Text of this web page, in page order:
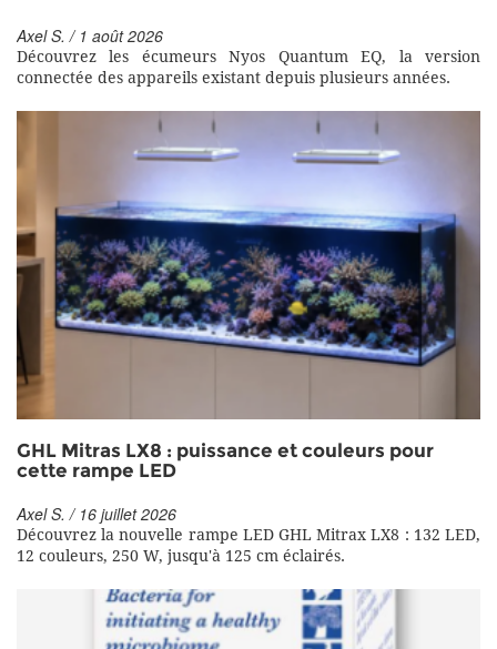
Axel S. / 1 août 2026
Découvrez les écumeurs Nyos Quantum EQ, la version
connectée des appareils existant depuis plusieurs années.
GHL Mitras LX8 : puissance et couleurs pour
cette rampe LED
Axel S. / 16 juillet 2026
Découvrez la nouvelle rampe LED GHL Mitrax LX8 : 132 LED,
12 couleurs, 250 W, jusqu'à 125 cm éclairés.